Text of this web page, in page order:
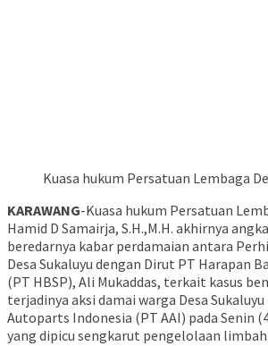
Kuasa hukum Persatuan Lembaga
KARAWANG-Kuasa hukum Persatuan
Hamid D Samairja, S.H.,M.H. akhirnya
beredarnya kabar perdamaian antara
Desa Sukaluyu dengan Dirut PT Harapan
(PT HBSP), Ali Mukaddas, terkait kasus
terjadinya aksi damai warga Desa
Autoparts Indonesia (PT AAI) pada Senin
yang dipicu sengkarut pengelolaan limbah.